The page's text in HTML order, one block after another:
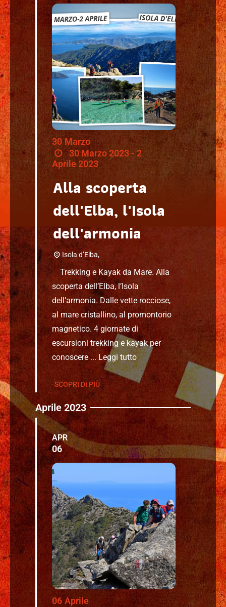
30 Marzo
30 Marzo 2023 - 2
Aprile 2023
Alla scoperta
dell'Elba, l'Isola
dell'armonia
Isola d’Elba,
Trekking e Kayak da Mare. Alla
scoperta dell’Elba, l’Isola
dell’armonia. Dalle vette rocciose,
al mare cristallino, al promontorio
magnetico. 4 giornate di
escursioni trekking e kayak per
conoscere ... Leggi tutto
SCOPRI DI PIÙ
Aprile 2023
APR
06
06 Aprile